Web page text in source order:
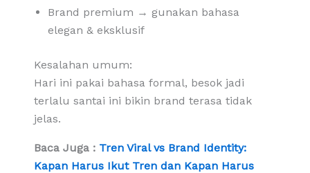
Brand premium → gunakan bahasa
elegan & eksklusif
Kesalahan umum:
Hari ini pakai bahasa formal, besok jadi
terlalu santai ini bikin brand terasa tidak
jelas.
Baca Juga : Tren Viral vs Brand Identity:
Kapan Harus Ikut Tren dan Kapan Harus